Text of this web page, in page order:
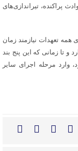
پراکنده، تیراندازی‌های
همه تعهدات نیازمند زمان
و تا زمانی که این پنج بند
وارد مرحله اجرای سایر